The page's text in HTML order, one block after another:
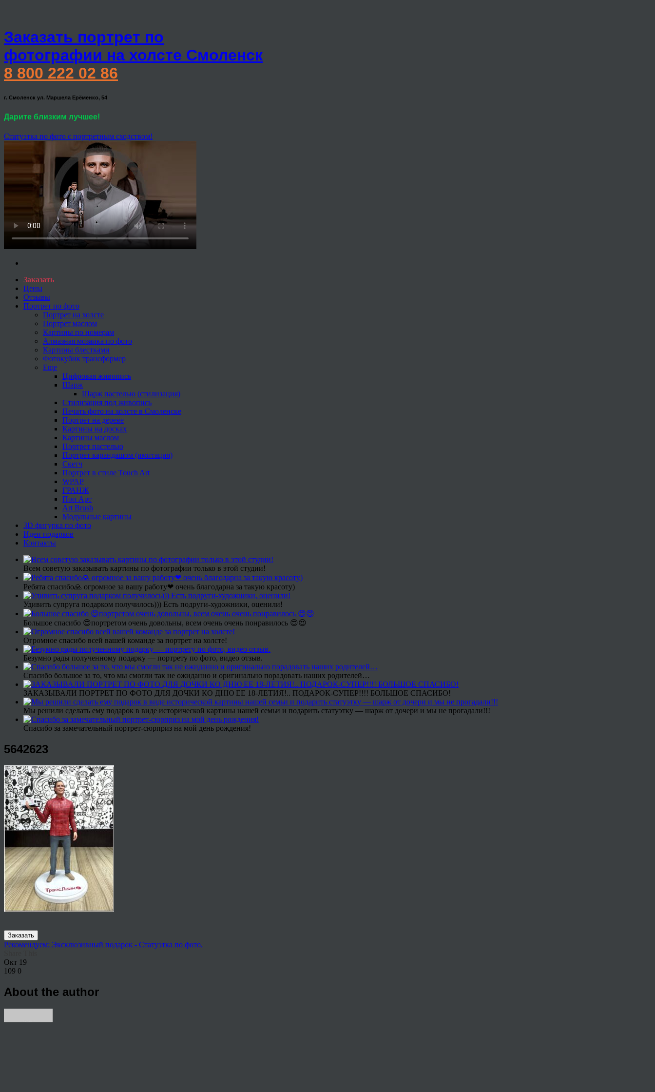
Заказать портрет по
фотографии на холсте Смоленск
8 800 222 02 86
г. Смоленск ул. Маршела Ерёменко, 54
Дарите близким лучшее!
Статуэтка по фото с портретным сходством!
Заказать
Цены
Отзывы
Портрет по фото
Портрет на холсте
Портрет маслом
Картины по номерам
Алмазная мозаика по фото
Картины блестками
Фотокубик трансформер
Еще
Цифровая живопись
Шарж
Шарж пастелью (стилизация)
Стилизация под живопись
Печать фото на холсте в Смоленске
Портрет на дереве
Картины на досках
Картины маслом
Портрет пастелью
Портрет карандашом (имитация)
Скетч
Портрет в стиле Touch Art
WPAP
ГРАНЖ
Поп Арт
Art Brush
Модульные картины
3D фигурка по фото
Идеи подарков
Контакты
Всем советую заказывать картины по фотографии только в этой студии!
Ребята спасибо🙏 огромное за вашу работу❤ очень благодарна за такую красоту)
Удивить супруга подарком получилось))) Есть подруги-художники, оценили!
Большое спасибо 😍портретом очень довольны, всем очень очень понравилось 😍😍
Огромное спасибо всей вашей команде за портрет на холсте!
Безумно рады полученному подарку — портрету по фото, видео отзыв.
Спасибо большое за то, что мы смогли так не ожиданно и оригинально порадовать наших родителей…
ЗАКАЗЫВАЛИ ПОРТРЕТ ПО ФОТО ДЛЯ ДОЧКИ КО ДНЮ ЕЕ 18-ЛЕТИЯ!.. ПОДАРОК-СУПЕР!!!! БОЛЬШОЕ СПАСИБО!
Мы решили сделать ему подарок в виде исторической картины нашей семьи и подарить статуэтку — шарж от дочери и мы не прогадали!!!
Спасибо за замечательный портрет-сюрприз на мой день рождения!
5642623
Заказать
Рекомендуем: Эксклюзивный подарок - Статуэтка по фото.
Окт 19
109 0
About the author